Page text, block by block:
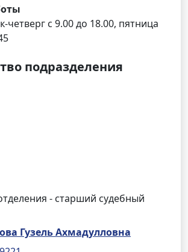
четверг с 9.00 до 18.00, пятница
подразделения
- старший судебный
Гузель Ахмадулловна